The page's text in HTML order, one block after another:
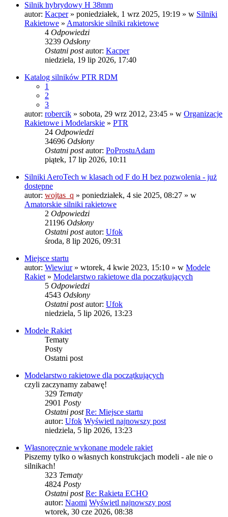
Silnik hybrydowy H 38mm
autor: Kacper» poniedziałek, 1 wrz 2025, 19:19 » w Silniki
Rakietowe » Amatorskie silniki rakietowe
4 Odpowiedzi
3239 Odsłony
Ostatni postautor: Kacper
niedziela, 19 lip 2026, 17:40
Katalog silników PTR RDM
1
2
3
autor: robercik » sobota, 29 wrz 2012, 23:45 » w Organizacje
Rakietowe i Modelarskie » PTR
24 Odpowiedzi
34696 Odsłony
Ostatni postautor: PoProstuAdam
piątek, 17 lip 2026, 10:11
Silniki AeroTech w klasach od F do H bez pozwolenia - już
dostępne
autor: wojtas_q » poniedziałek, 4 sie 2025, 08:27 » w
Amatorskie silniki rakietowe
2 Odpowiedzi
21196 Odsłony
Ostatni postautor: Ufok
środa, 8 lip 2026, 09:31
Miejsce startu
autor: Wiewiur» wtorek, 4 kwie 2023, 15:10 » w Modele
Rakiet» Modelarstwo rakietowe dla początkujących
5 Odpowiedzi
4543 Odsłony
Ostatni postautor: Ufok
niedziela, 5 lip 2026, 13:23
Modele Rakiet
Tematy
Posty
Ostatni post
Modelarstwo rakietowe dla początkujących
czyli zaczynamy zabawę!
329 Tematy
2901 Posty
Ostatni post Re: Miejsce startu
autor: Ufok Wyświetl najnowszy post
niedziela, 5 lip 2026, 13:23
Własnoręcznie wykonane modele rakiet
Piszemy tylko o własnych konstrukcjach modeli - ale nie o
silnikach!
323 Tematy
4824 Posty
Ostatni post Re: Rakieta ECHO
autor: Naomi Wyświetl najnowszy post
wtorek, 30 cze 2026, 08:38